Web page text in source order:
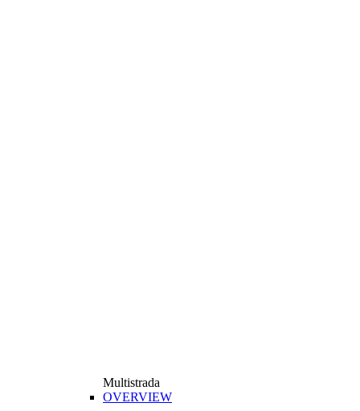
Multistrada
OVERVIEW